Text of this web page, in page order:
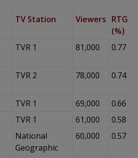
TV Station Viewers RTG
(%)
TVR 1 81,000 0.77
TVR 2 78,000 0.74
TVR 1 69,000
0.66
TVR 1 61,000
0.58
National
Geographic
60,000 0.57